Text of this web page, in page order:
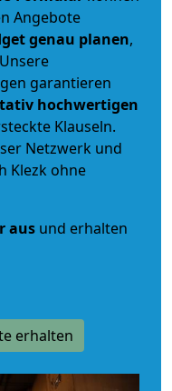
Angebote
genau planen,
garantieren
hochwertigen
Klauseln.
Netzwerk und
Klezk ohne
aus und erhalten
erhalten